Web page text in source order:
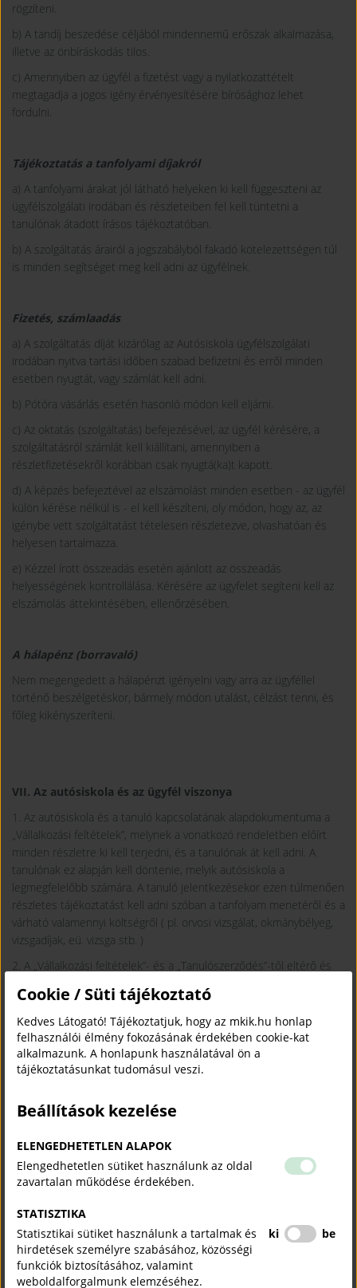
rögzíteni.
b) A tandíj beszedése céljából mindennemű erőszak alkalmazása,
illetve az önbíráskodás tilos.
c) Amennyiben az ügyfél a fizetést vagy a nyilatkozattételt
megtagadja a jogos igény érvényesítésére bírósághoz lehet
fordulni.
Tájékoztatás a tanfolyami díjakról
a) A tanfolyami árakat jól látható helyeken ki kell függeszteni az
ügyfélszolgálati irodában és részleteiben fel kell tüntetni a
tanulónak átadott írásos tájékoztatóban.
b) A szolgáltatás árairól a jogszabályból fakadó kötelezettségen túl
is minden segítséget meg kell adni az ügyfélnek.
Fizetés, számlaadás
a) A szolgáltatás díját kizárólag az Autósiskola ügyfélszolgálati
irodában nyitva tartási időben szabad befizetni és erről minden
esetben nyugtát, vagy számlát kell adni.
b) Pótóra vásárlás esetén hasonló módon kell eljárni.
c) Az oktatás (szolgáltatás) befejezésével, az ügyfél kérésére, a
szolgáltatásról számlát kell kiállítani, amennyiben a
részletfizetésekről korábban csak nyugtá(ka)t kapott.
d) A képzés befejeztével az elszámolást minden esetben - az ügyfél
külön kérése nélkül is - el kell készíteni, oly módon, hogy az, az
igénybe vett szolgáltatást tételesen részletezve, olvashatóan és
helyesen tartalmazza.
e) Kézzel írott összeadás esetén ajánlott az összeadás
helyességének kontrollálása. Kérésére az ügyfelet segíteni kell az
elszámolás áttekintésében, ellenőrzésében.
A hálapénz (borravaló)
Nem megengedett a hálapénzt igényelni vagy arra az ügyféllel
történő beszélgetéskor, bármely módon utalást, célzást tenni, és
főleg kikényszeríteni.
VII. Az autósiskola és az ügyfél viszonya
1. Az autósiskola és a tanuló kapcsolatának alapdokumentuma a
„Vállalkozási feltételek”, melynek a vonatkozó rendeletben előírt
minden részletre ki kell terjedni, és a tanulónak át kell adni. A
tanulónak ez alapján kell döntenie, melyik autósiskola a
legmegfelelőbb számára. A tanuló jelentkezésekor ezen túlmenően
részletes tájékoztatást kell adni szóban a tanfolyam menetéről és a
várható valamennyi költségről ( pl. orvosi vizsgálat, okmánybélyeg,
vizsgadíjak, eü. vizsga stb. )
2. A „Vállalkozási feltételek”- és a „Tanulószerződés”-től eltérő és
tanulóval szemben tisztességtelen és etikátlan.
3. Az Autósiskola tartsa tiszteletben az ügyfél személyiségi jogait,
és legyen tekintettel az érdekeire. Részére adjon meg minden
olyan információt, amely az eredményes felkészüléséhez
szükséges.
1. Az Autósiskola törekedjék arra, hogy munkájával, magatartásával
erősítse a Közlekedési Felügyelet szakmai tekintélyét, a
vizsgáztatás tisztasága iránti bizalmat.
2. Az Autósiskola feladata, hogy munkájával és magatartásával ne
okozzon zavart a hatóság szakmai tevékenységében.
3. Az autósiskola adja meg a Közlekedési Felügyeletek
munkatársainak az elvi alapokon nyugvó tiszteletet. (Az alapelv az,
Cookie / Süti tájékoztató
Kedves Látogató! Tájékoztatjuk, hogy az mkik.hu honlap
felhasználói élmény fokozásának érdekében cookie-kat
alkalmazunk. A honlapunk használatával ön a
tájékoztatásunkat tudomásul veszi.
Beállítások kezelése
ELENGEDHETETLEN ALAPOK
Elengedhetetlen sütiket használunk az oldal
zavartalan működése érdekében.
STATISZTIKA
Statisztikai sütiket használunk a tartalmak és
hirdetések személyre szabásához, közösségi
funkciók biztosításához, valamint
weboldalforgalmunk elemzéséhez.
ki be